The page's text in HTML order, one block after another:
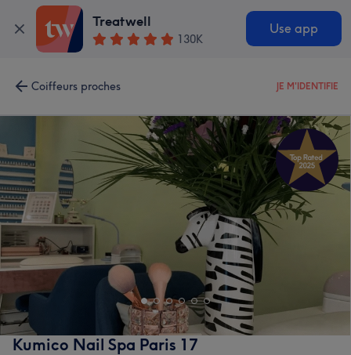
Treatwell
130K
Use app
Coiffeurs proches JE M'IDENTIFIE
Kumico Nail Spa Paris 17